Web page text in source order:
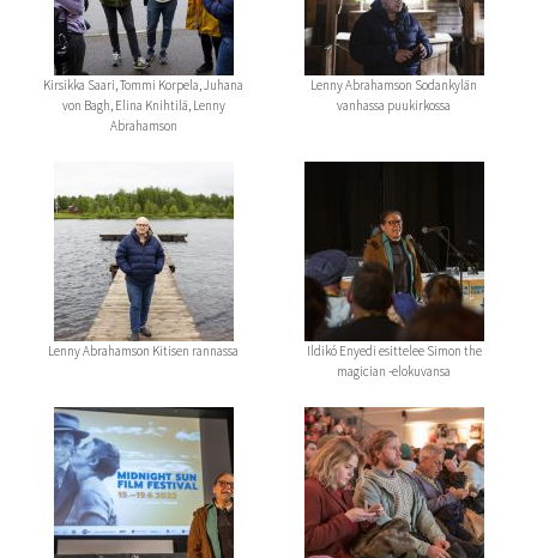
Kirsikka Saari, Tommi Korpela, Juhana
von Bagh, Elina Knihtilä, Lenny
Abrahamson
Lenny Abrahamson Sodankylän
vanhassa puukirkossa
Lenny Abrahamson Kitisen rannassa
Ildikó Enyedi esittelee Simon the
magician -elokuvansa